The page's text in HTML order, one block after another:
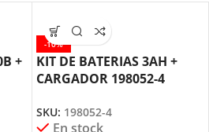
+
-10%
KIT DE BATERIAS 3AH +
CARGADOR 198052-4
SKU: 198052-4
En stock